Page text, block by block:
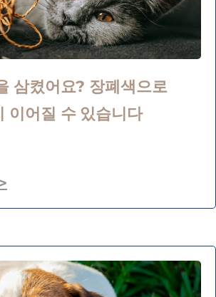
삼켰어요? 장폐색으로
이어질 수 있습니다